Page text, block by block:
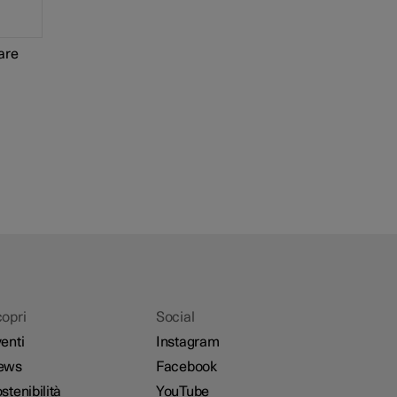
Social
Instagram
Facebook
YouTube